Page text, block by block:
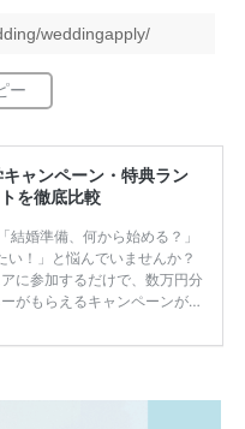
weddingapply/
ャンペーン・特典ラン
を徹底比較
婚準備、何から始める？」
い！」と悩んでいませんか？
に参加するだけで、数万円分
がもらえるキャンペーンがあ
と損をしてしまうことも……。